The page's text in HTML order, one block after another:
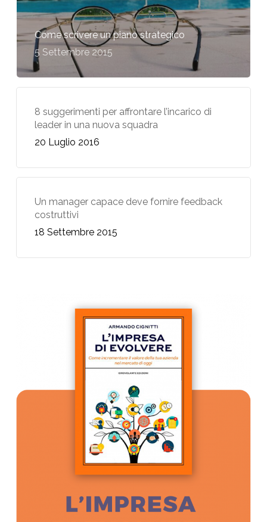
Come scrivere un piano strategico
5 Settembre 2015
8 suggerimenti per affrontare l’incarico di
leader in una nuova squadra
20 Luglio 2016
Un manager capace deve fornire feedback
costruttivi
18 Settembre 2015